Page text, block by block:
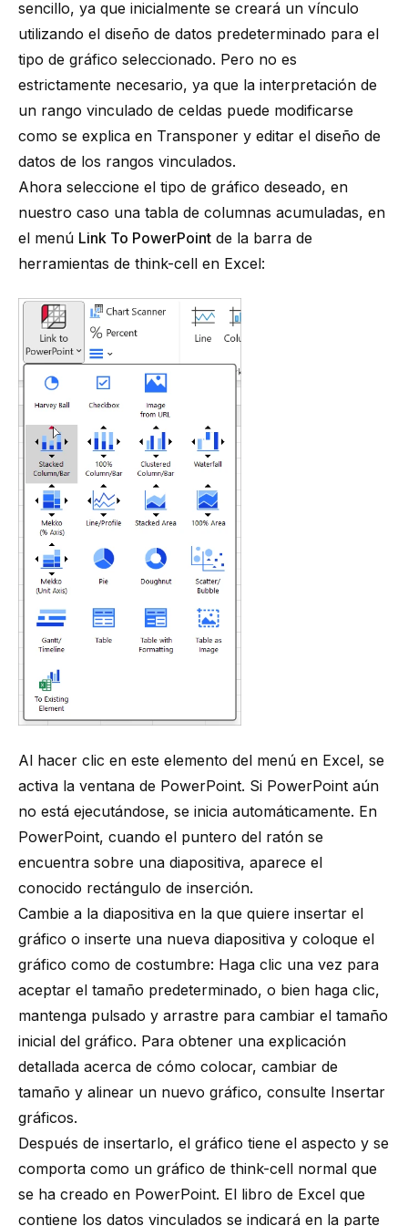
sencillo, ya que inicialmente se creará un vínculo
utilizando el diseño de datos predeterminado para el
tipo de gráfico seleccionado. Pero no es
estrictamente necesario, ya que la interpretación de
un rango vinculado de celdas puede modificarse
como se explica en Transponer y editar el diseño de
datos de los rangos vinculados.
Ahora seleccione el tipo de gráfico deseado, en
nuestro caso una tabla de columnas acumuladas, en
el menú Link To PowerPoint de la barra de
herramientas de think-cell en Excel:
Al hacer clic en este elemento del menú en Excel, se
activa la ventana de PowerPoint. Si PowerPoint aún
no está ejecutándose, se inicia automáticamente. En
PowerPoint, cuando el puntero del ratón se
encuentra sobre una diapositiva, aparece el
conocido rectángulo de inserción.
Cambie a la diapositiva en la que quiere insertar el
gráfico o inserte una nueva diapositiva y coloque el
gráfico como de costumbre: Haga clic una vez para
aceptar el tamaño predeterminado, o bien haga clic,
mantenga pulsado y arrastre para cambiar el tamaño
inicial del gráfico. Para obtener una explicación
detallada acerca de cómo colocar, cambiar de
tamaño y alinear un nuevo gráfico, consulte Insertar
gráficos.
Después de insertarlo, el gráfico tiene el aspecto y se
comporta como un gráfico de think-cell normal que
se ha creado en PowerPoint. El libro de Excel que
contiene los datos vinculados se indicará en la parte